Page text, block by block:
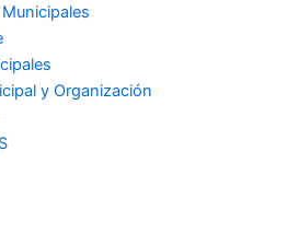
y Organización